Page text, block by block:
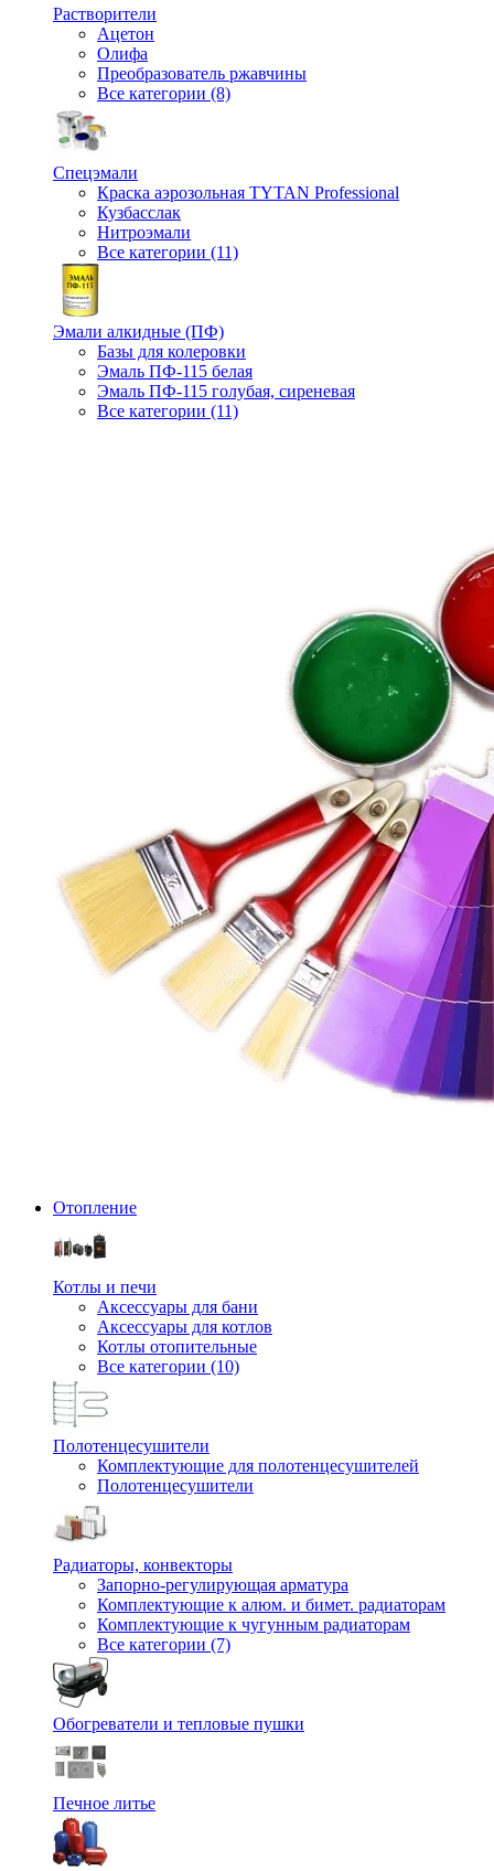
Растворители
Ацетон
Олифа
Преобразователь ржавчины
Все категории (8)
Спецэмали
Краска аэрозольная TYTAN Professional
Кузбасслак
Нитроэмали
Все категории (11)
Эмали алкидные (ПФ)
Базы для колеровки
Эмаль ПФ-115 белая
Эмаль ПФ-115 голубая, сиреневая
Все категории (11)
Отопление
Котлы и печи
Аксессуары для бани
Аксессуары для котлов
Котлы отопительные
Все категории (10)
Полотенцесушители
Комплектующие для полотенцесушителей
Полотенцесушители
Радиаторы, конвекторы
Запорно-регулирующая арматура
Комплектующие к алюм. и бимет. радиаторам
Комплектующие к чугунным радиаторам
Все категории (7)
Обогреватели и тепловые пушки
Печное литье